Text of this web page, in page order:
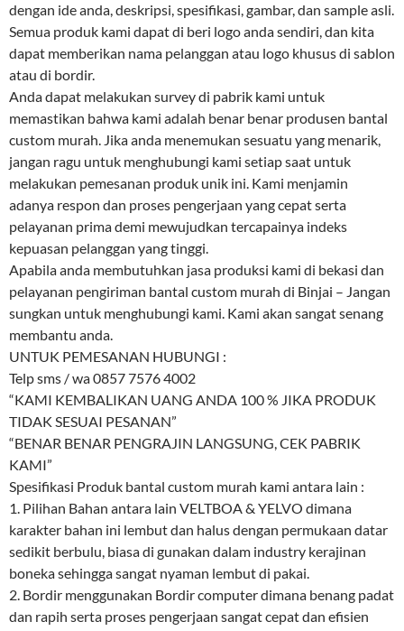
dengan ide anda, deskripsi, spesifikasi, gambar, dan sample asli.
Semua produk kami dapat di beri logo anda sendiri, dan kita
dapat memberikan nama pelanggan atau logo khusus di sablon
atau di bordir.
Anda dapat melakukan survey di pabrik kami untuk
memastikan bahwa kami adalah benar benar produsen bantal
custom murah. Jika anda menemukan sesuatu yang menarik,
jangan ragu untuk menghubungi kami setiap saat untuk
melakukan pemesanan produk unik ini. Kami menjamin
adanya respon dan proses pengerjaan yang cepat serta
pelayanan prima demi mewujudkan tercapainya indeks
kepuasan pelanggan yang tinggi.
Apabila anda membutuhkan jasa produksi kami di bekasi dan
pelayanan pengiriman bantal custom murah di Binjai – Jangan
sungkan untuk menghubungi kami. Kami akan sangat senang
membantu anda.
UNTUK PEMESANAN HUBUNGI :
Telp sms / wa 0857 7576 4002
“KAMI KEMBALIKAN UANG ANDA 100 % JIKA PRODUK
TIDAK SESUAI PESANAN”
“BENAR BENAR PENGRAJIN LANGSUNG, CEK PABRIK
KAMI”
Spesifikasi Produk bantal custom murah kami antara lain :
1. Pilihan Bahan antara lain VELTBOA & YELVO dimana
karakter bahan ini lembut dan halus dengan permukaan datar
sedikit berbulu, biasa di gunakan dalam industry kerajinan
boneka sehingga sangat nyaman lembut di pakai.
2. Bordir menggunakan Bordir computer dimana benang padat
dan rapih serta proses pengerjaan sangat cepat dan efisien